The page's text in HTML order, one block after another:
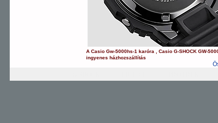
ACasio Gw-5000hs-1 karóra ,Casio G-SHOCK GW-
ingyenes házhozszállítás